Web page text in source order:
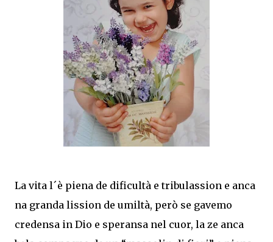
La vita l´è piena de dificultà e tribulassion e anca
na granda lission de umiltà, però se gavemo
credensa in Dio e speransa nel cuor, la ze anca